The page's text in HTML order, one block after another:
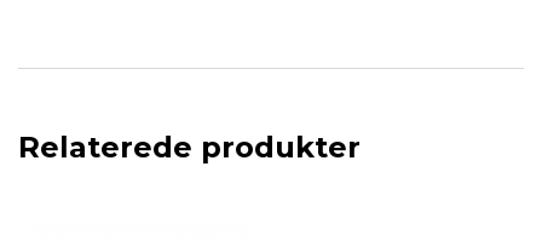
Relaterede produkter